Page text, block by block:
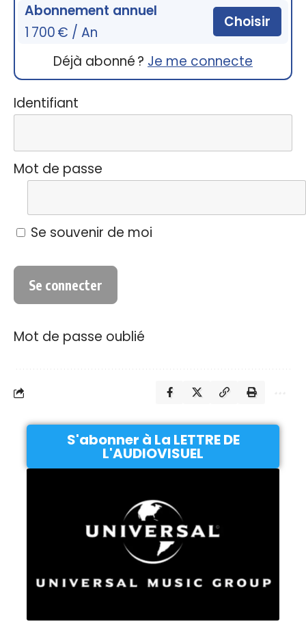
Abonnement annuel
1 700 € / An
Choisir
Déjà abonné ? Je me connecte
Identifiant
Mot de passe
Se souvenir de moi
Mot de passe oublié
S'abonner à La LETTRE DE
L'AUDIOVISUEL